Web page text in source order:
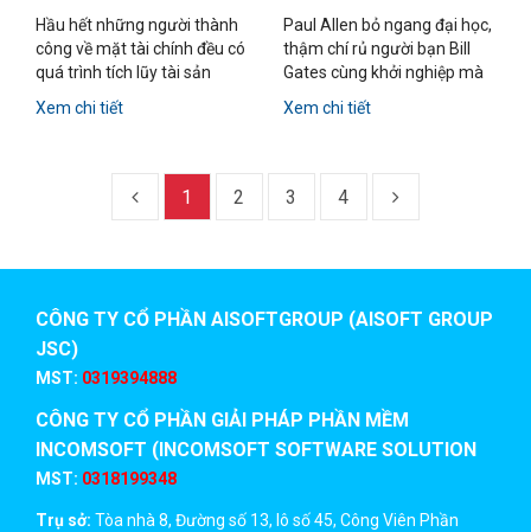
giờ chi
Hầu hết những người thành
công về mặt tài chính đều có
quá trình tích lũy tài sản
thông qua tiết kiệm và hiếm
khi phí tiền vào những thứ
Xem chi tiết
nghiệp đại học
Paul Allen bỏ ngang đại học,
thậm chí rủ người bạn Bill
Gates cùng khởi nghiệp mà
không cần chờ đến khi tốt
nghiệp.
Xem chi tiết
1 2 3 4
CÔNG TY CỔ PHẦN AISOFTGROUP (AISOFT GROUP
JSC)
MST: 0319394888
CÔNG TY CỔ PHẦN GIẢI PHÁP PHẦN MỀM
INCOMSOFT (INCOMSOFT SOFTWARE SOLUTION
JSC)
MST: 0318199348
Trụ sở: Tòa nhà 8, Đường số 13, lô số 45, Công Viên Phần